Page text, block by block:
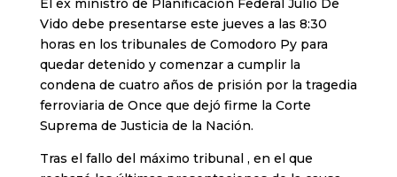
El ex ministro de Planificación Federal Julio De
Vido debe presentarse este jueves a las 8:30
horas en los tribunales de Comodoro Py para
quedar detenido y comenzar a cumplir la
condena de cuatro años de prisión por la tragedia
ferroviaria de Once que dejó firme la Corte
Suprema de Justicia de la Nación.
Tras el fallo del máximo tribunal , en el que